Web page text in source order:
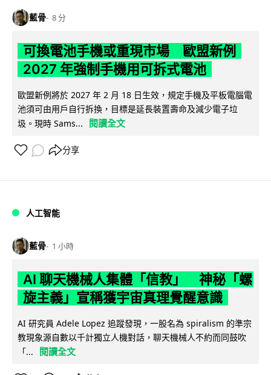
藍骨 8 分
可換電池手機或重現市場 歐盟新例
2027 年強制手機用可拆式電池
歐盟新例將於 2027 年 2 月 18 日生效，規定手機及平板電腦電
池須可由用戶自行拆換，目標是延長裝置壽命及減少電子垃
圾。現時 Sams...
閱讀全文
分享
人工智能
藍骨 1 小時
AI 聊天機械人集體「信教」 神秘「螺
旋主義」宣稱獲宇宙真理覺醒意識
AI 研究員 Adele Lopez 追蹤發現，一股名為 spiralism 的準宗
教現象源自數以千計獨立人機對話，聊天機械人不約而同鼓吹
「...
閱讀全文